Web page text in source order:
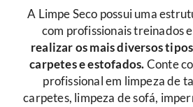
A Limpe Seco possui uma
com profissionais treinados
realizar os mais diversos
carpetes e estofados. Conte
profissional em limpeza de
carpetes, limpeza de sofá,